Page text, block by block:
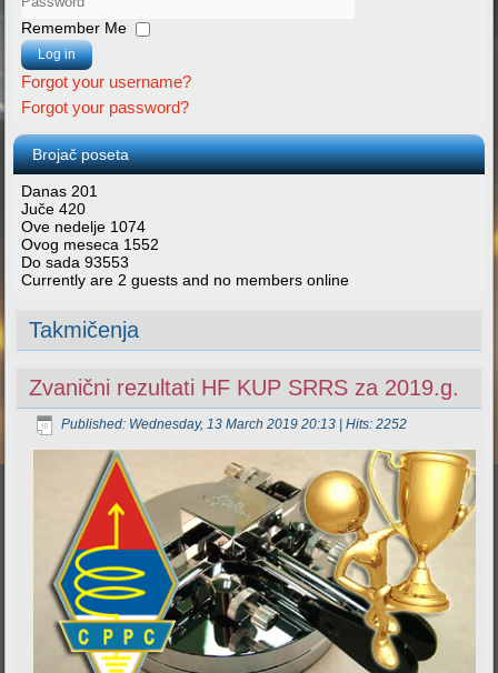
Remember Me
Log in
Forgot your username?
Forgot your password?
Brojač poseta
Danas 201
Juče420
Ove nedelje 1074
Ovog meseca 1552
Do sada93553
Currently are 2 guests and no members online
Takmičenja
Zvanični rezultati HF KUP SRRS za 2019.g.
Published: Wednesday, 13 March 2019 20:13 | Hits: 2252